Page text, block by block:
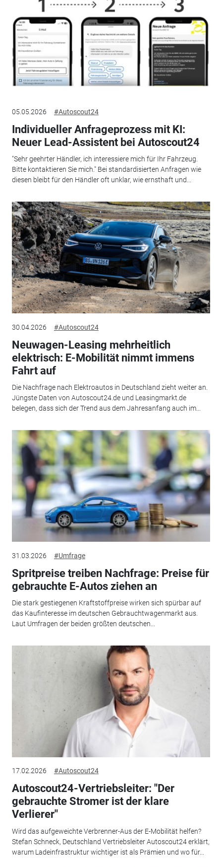
05.05.2026 #Autoscout24
Individueller Anfrageprozess mit KI:
Neuer Lead-Assistent bei Autoscout24
"Sehr geehrter Händler, ich interessiere mich für Ihr Fahrzeug.
Bitte kontaktieren Sie mich." Bei standardisierten Anfragen wie
diesen bleibt für den Händler oft unklar, wie ernsthaft und...
30.04.2026 #Autoscout24
Neuwagen-Leasing mehrheitlich
elektrisch: E-Mobilität nimmt immens
Fahrt auf
Die Nachfrage nach Elektroautos in Deutschland zieht weiter an.
Jüngste Daten von Autoscout24.de und Leasingmarkt.de
belegen, dass sich der Trend aus dem Jahresanfang auch im...
31.03.2026 #Umfrage
Spritpreise treiben Nachfrage: Preise für
gebrauchte E-Autos ziehen an
Die stark gestiegenen Kraftstoffpreise wirken sich spürbar auf
das Kaufinteresse im deutschen Gebrauchtwagenmarkt aus.
Laut Umfragen der beiden größten deutschen...
17.02.2026 #Autoscout24
Autoscout24-Vertriebsleiter: "Der
gebrauchte Stromer ist der klare
Verlierer"
Wird das aufgeweichte Verbrenner-Aus der E-Mobilität helfen?
Stefan Schneck, Deutschland Vertriebsleiter Autoscout24 erklärt,
warum Ladeinfrastruktur wichtiger ist als Prämien und wo für...